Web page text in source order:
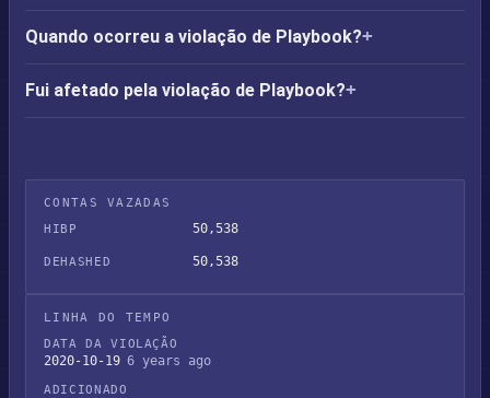
Quando ocorreu a violação de Playbook?
Fui afetado pela violação de Playbook?
CONTAS VAZADAS
HIBP
50,538
DEHASHED 50,538
LINHA DO TEMPO
DATA DA VIOLAÇÃO
2020-10-19 6 years ago
ADICIONADO